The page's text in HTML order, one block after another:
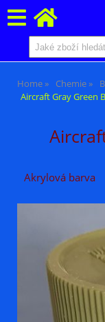
Home Chemie
Aircraft Gray Green
Akrylová barva